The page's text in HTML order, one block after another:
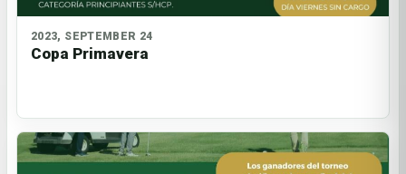
2023, SEPTEMBER 24
Copa Primavera